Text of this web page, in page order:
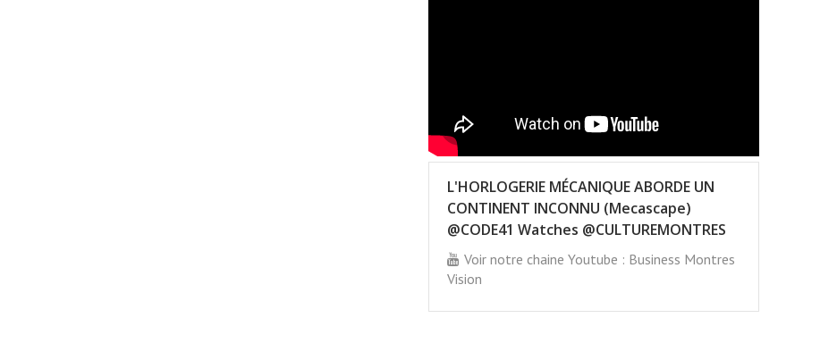
L'HORLOGERIE MÉCANIQUE ABORDE UN
CONTINENT INCONNU (Mecascape)
@CODE41 Watches @CULTUREMONTRES
Voir notre chaine Youtube : Business Montres
Vision